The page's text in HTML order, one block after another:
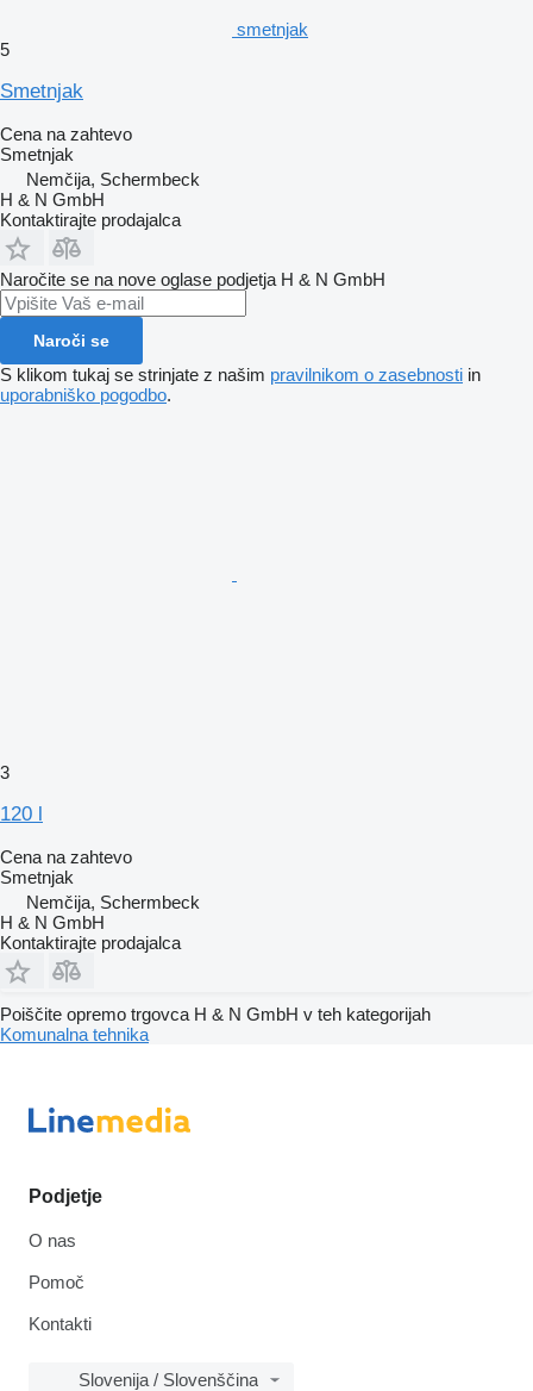
smetnjak
5
Smetnjak
Cena na zahtevo
Smetnjak
Nemčija, Schermbeck
H & N GmbH
Kontaktirajte prodajalca
Naročite se na nove oglase podjetja H & N GmbH
Naroči se
S klikom tukaj se strinjate z našim pravilnikom o zasebnosti in
uporabniško pogodbo.
3
120 l
Cena na zahtevo
Smetnjak
Nemčija, Schermbeck
H & N GmbH
Kontaktirajte prodajalca
Poiščite opremo trgovca H & N GmbH v teh kategorijah
Komunalna tehnika
Podjetje
O nas
Pomoč
Kontakti
Slovenija / Slovenščina